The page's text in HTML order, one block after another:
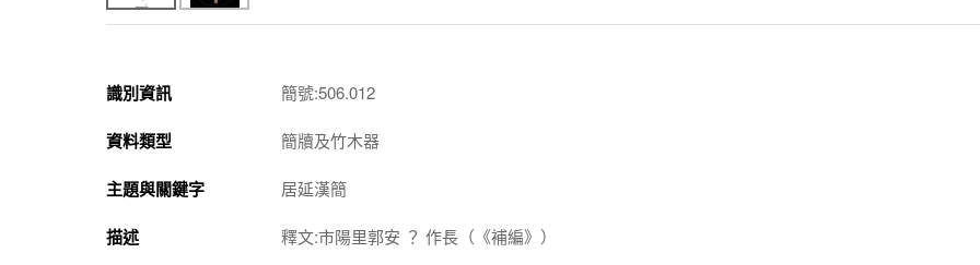
識別資訊 簡號:506.012
資料類型 簡牘及竹木器
主題與關鍵字 居延漢簡
描述 釋文:市陽里郭安 ？ 作長（《補編》）